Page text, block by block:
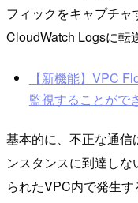
フィックをキャプチ
CloudWatch Logsに転
【新機能】VPC
監視することがで
基本的に、不正な通信
ンスタンスに到達し
られたVPC内で発生